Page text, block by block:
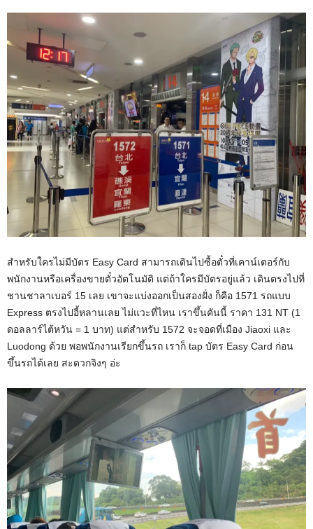
สำหรับใครไม่มีบัตร Easy Card สามารถเดินไปซื้อตั๋วที่เคาน์เตอร์กับ
พนักงานหรือเครื่องขายตั๋วอัตโนมัติ แต่ถ้าใครมีบัตรอยู่แล้ว เดินตรงไปที่
ชานชาลาเบอร์ 15 เลย เขาจะแบ่งออกเป็นสองฝั่ง ก็คือ 1571 รถแบบ
Express ตรงไปอี้หลานเลย ไม่แวะที่ไหน เราขึ้นคันนี้ ราคา 131 NT (1
ดอลลาร์ไต้หวัน = 1 บาท) แต่สำหรับ 1572 จะจอดที่เมือง Jiaoxi และ
Luodong ด้วย พอพนักงานเรียกขึ้นรถ เราก็ tap บัตร Easy Card ก่อน
ขึ้นรถได้เลย สะดวกจิงๆ อ่ะ